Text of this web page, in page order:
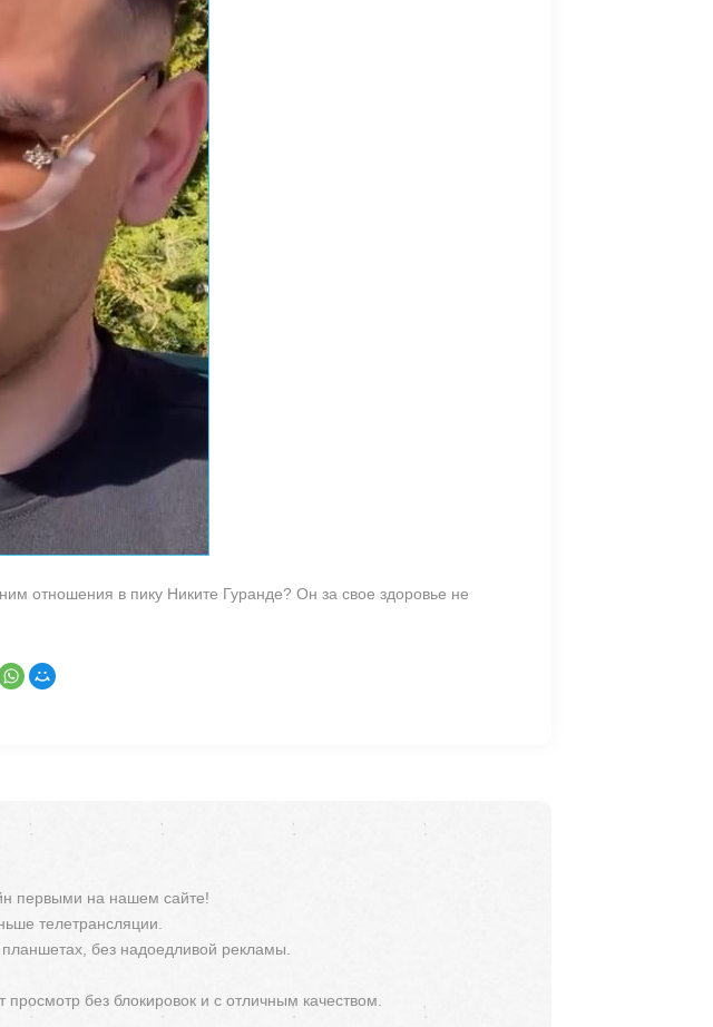
отношения в пику Никите Гуранде? Он за свое здоровье не
первыми на нашем сайте!
телетрансляции.
без надоедливой рекламы.
без блокировок и с отличным качеством.